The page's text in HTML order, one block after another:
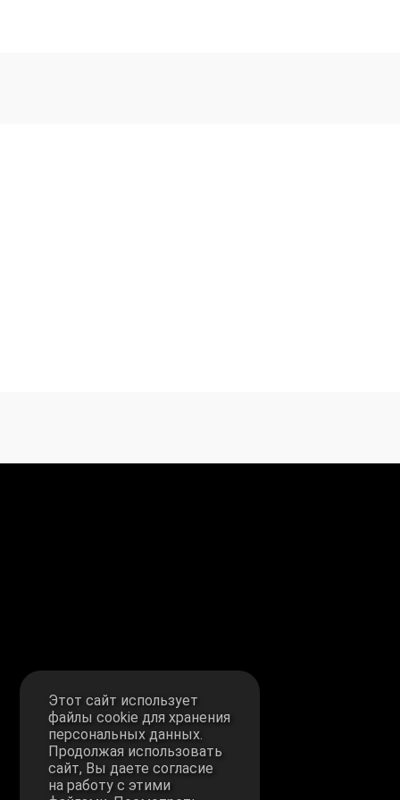
Этот сайт использует
файлы cookie для хранения
персональных данных.
Продолжая использовать
сайт, Вы даете согласие
на работу с этими